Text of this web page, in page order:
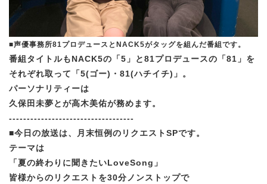
■声優事務所81プロデュースとNACK5がタッグを組んだ番組です。
番組タイトルもNACK5の「5」と81プロデュースの「81」を
それぞれ取って「5(ゴー)・81(ハチイチ)」。
パーソナリティーは
久保田未夢とが高木美佑が務めます。
-----------------------------------
■今日の放送は、月末恒例のリクエストSPです。
テーマは
「夏の終わりに聞きたいLoveSong」
皆様からのリクエストを30分ノンストップで